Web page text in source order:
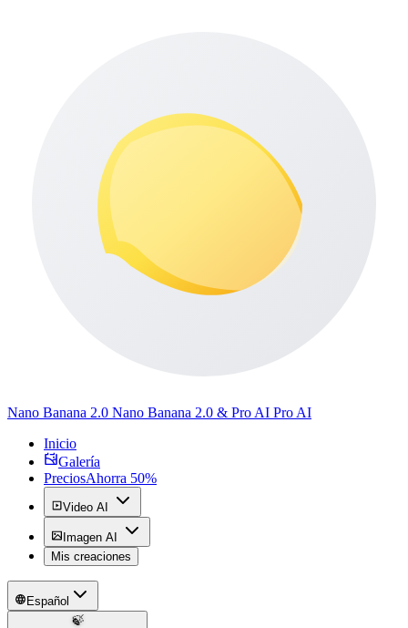
Nano Banana 2.0 Nano Banana 2.0 & Pro AI Pro AI
Inicio
Galería
PreciosAhorra 50%
Video AI
Imagen AI
Mis creaciones
Español
🍃